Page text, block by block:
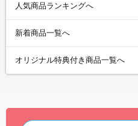
人気商品ランキングへ
新着商品一覧へ
オリジナル特典付き商品一覧へ